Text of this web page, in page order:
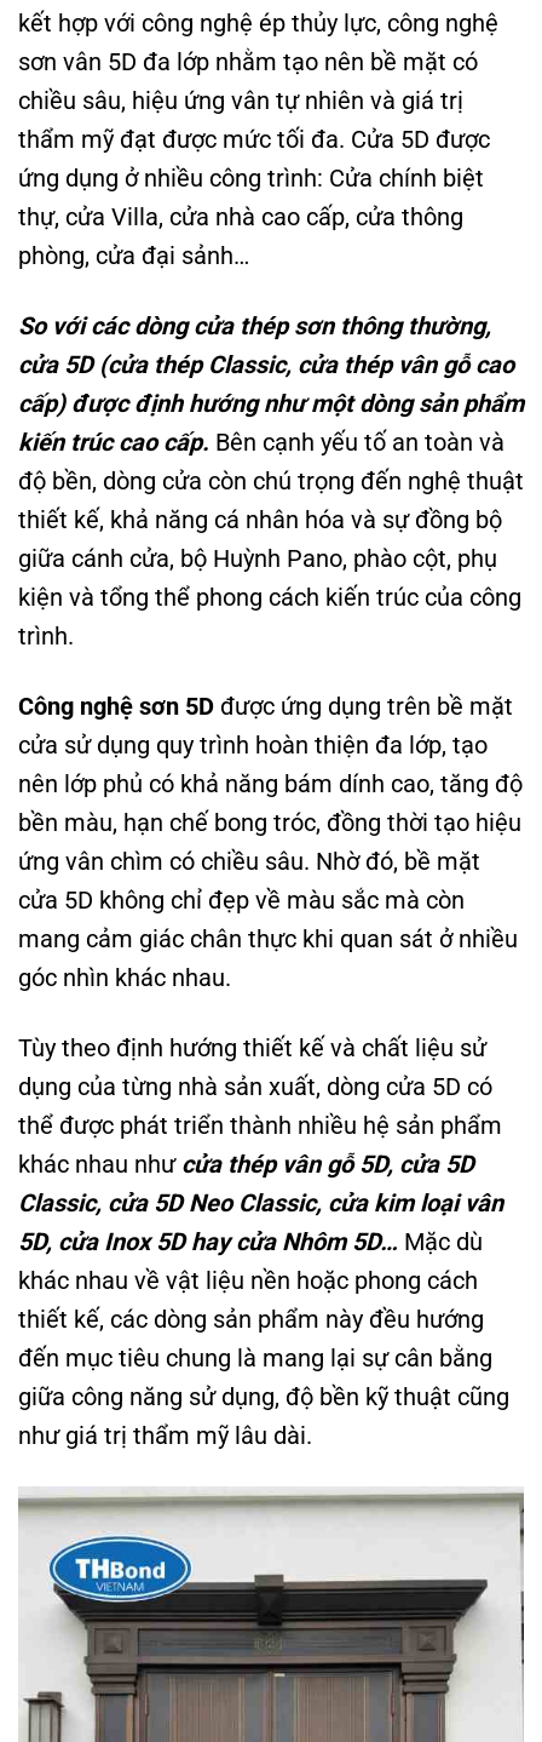
kết hợp với công nghệ ép thủy lực, công nghệ
sơn vân 5D đa lớp nhằm tạo nên bề mặt có
chiều sâu, hiệu ứng vân tự nhiên và giá trị
thẩm mỹ đạt được mức tối đa. Cửa 5D được
ứng dụng ở nhiều công trình: Cửa chính biệt
thự, cửa Villa, cửa nhà cao cấp, cửa thông
phòng, cửa đại sảnh…
So với các dòng cửa thép sơn thông thường,
cửa 5D (cửa thép Classic, cửa thép vân gỗ cao
cấp) được định hướng như một dòng sản phẩm
kiến trúc cao cấp. Bên cạnh yếu tố an toàn và
độ bền, dòng cửa còn chú trọng đến nghệ thuật
thiết kế, khả năng cá nhân hóa và sự đồng bộ
giữa cánh cửa, bộ Huỳnh Pano, phào cột, phụ
kiện và tổng thể phong cách kiến trúc của công
trình.
Công nghệ sơn 5D được ứng dụng trên bề mặt
cửa sử dụng quy trình hoàn thiện đa lớp, tạo
nên lớp phủ có khả năng bám dính cao, tăng độ
bền màu, hạn chế bong tróc, đồng thời tạo hiệu
ứng vân chìm có chiều sâu. Nhờ đó, bề mặt
cửa 5D không chỉ đẹp về màu sắc mà còn
mang cảm giác chân thực khi quan sát ở nhiều
góc nhìn khác nhau.
Tùy theo định hướng thiết kế và chất liệu sử
dụng của từng nhà sản xuất, dòng cửa 5D có
thể được phát triển thành nhiều hệ sản phẩm
khác nhau như cửa thép vân gỗ 5D, cửa 5D
Classic, cửa 5D Neo Classic, cửa kim loại vân
5D, cửa Inox 5D hay cửa Nhôm 5D… Mặc dù
khác nhau về vật liệu nền hoặc phong cách
thiết kế, các dòng sản phẩm này đều hướng
đến mục tiêu chung là mang lại sự cân bằng
giữa công năng sử dụng, độ bền kỹ thuật cũng
như giá trị thẩm mỹ lâu dài.